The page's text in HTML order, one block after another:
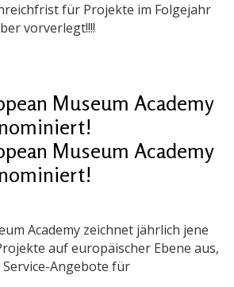
für Projekte im Folgejahr
vorverlegt!!!!
Museum Academy
Museum Academy
Academy zeichnet jährlich jene
auf europäischer Ebene aus,
Angebote für